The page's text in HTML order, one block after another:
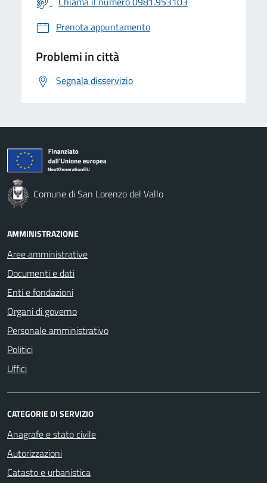
Prenota appuntamento
Problemi in città
Segnala disservizio
Comune di San Lorenzo del Vallo
AMMINISTRAZIONE
Aree amministrative
Documenti e dati
Enti e fondazioni
Organi di governo
Personale amministrativo
Politici
Uffici
CATEGORIE DI SERVIZIO
Anagrafe e stato civile
Autorizzazioni
Catasto e urbanistica